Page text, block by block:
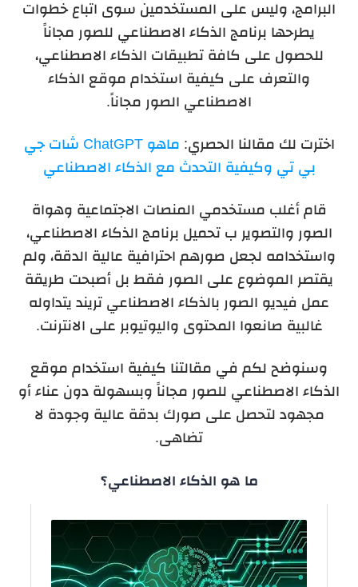
البرامج، وليس على المستخدمين سوى اتباع خطوات
يطرحها برنامج الذكاء الاصطناعي للصور مجاناً
للحصول على كافة تطبيقات الذكاء الاصطناعي،
والتعرف على كيفية استخدام موقع الذكاء
الاصطناعي الصور مجاناً.
اخترت لك مقالنا الحصري:
ماهو ChatGPT شات جي
بي تي وكيفية التحدث مع الذكاء الاصطناعي
قام أغلب مستخدمي المنصات الاجتماعية وهواة
الصور والتصوير ب تحميل برنامج الذكاء الاصطناعي،
واستخدامه لجعل صورهم احترافية عالية الدقة، ولم
يقتصر الموضوع على الصور فقط بل أصبحت طريقة
عمل فيديو الصور بالذكاء الاصطناعي تريند يتداوله
غالبية صانعوا المحتوى واليوتيوبر على الانترنت.
وسنوضح لكم في مقالتنا كيفية استخدام موقع
الذكاء الاصطناعي للصور مجاناً وبسهولة دون عناء أو
مجهود لتحصل على صورك بدقة عالية وجودة لا
تضاهى.
ما هو الذكاء الاصطناعي؟